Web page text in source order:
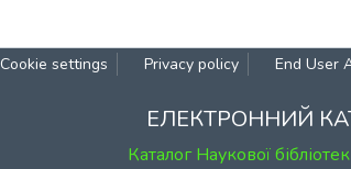
Cookie settings Privacy policy End User
ЕЛЕКТРОННИЙ
Каталог Наукової